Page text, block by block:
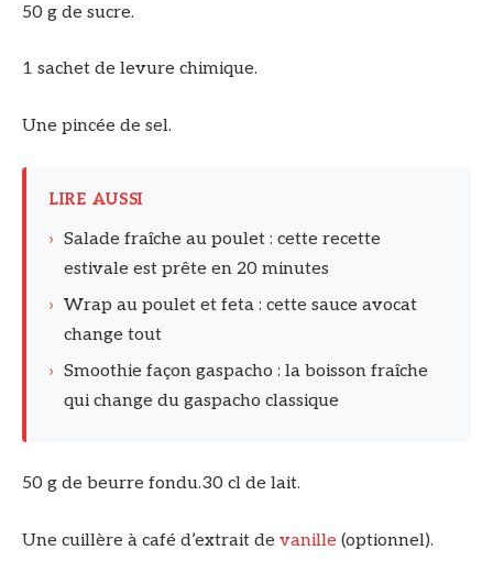
50 g de sucre.
1 sachet de levure chimique.
Une pincée de sel.
LIRE AUSSI
› Salade fraîche au poulet : cette recette
estivale est prête en 20 minutes
› Wrap au poulet et feta : cette sauce avocat
change tout
› Smoothie façon gaspacho : la boisson fraîche
qui change du gaspacho classique
50 g de beurre fondu.30 cl de lait.
Une cuillère à café d’extrait de vanille (optionnel).